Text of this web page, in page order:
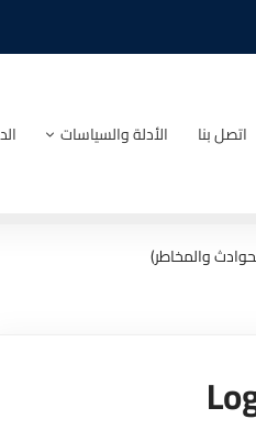
اتصل بنا الأدلة والسياسات
والمخاطر)